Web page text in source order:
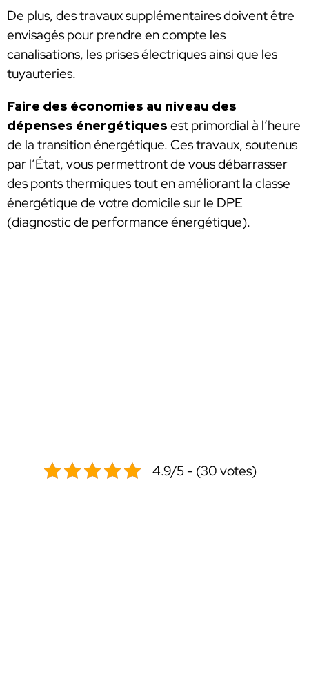
De plus, des travaux supplémentaires doivent être
envisagés pour prendre en compte les
canalisations, les prises électriques ainsi que les
tuyauteries.
Faire des économies au niveau des
dépenses énergétiques est primordial à l’heure
de la transition énergétique. Ces travaux, soutenus
par l’État, vous permettront de vous débarrasser
des ponts thermiques tout en améliorant la classe
énergétique de votre domicile sur le DPE
(diagnostic de performance énergétique).
4.9/5 - (30 votes)